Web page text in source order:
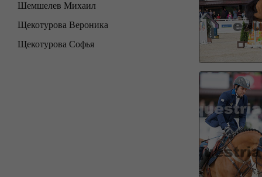
Шемшелев Михаил
Щекотурова Вероника
Щекотурова Софья